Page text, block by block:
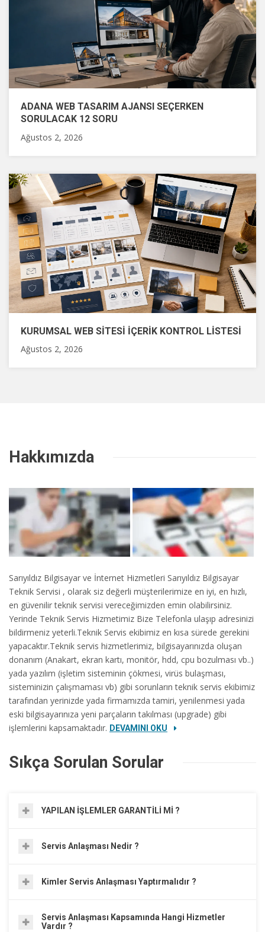
ADANA WEB TASARIM AJANSI SEÇERKEN
SORULACAK 12 SORU
Ağustos 2, 2026
KURUMSAL WEB SITESI İÇERIK KONTROL LISTESI
Ağustos 2, 2026
Hakkımızda
Sarıyıldız Bilgisayar ve İnternet Hizmetleri Sarıyıldız Bilgisayar
Teknik Servisi , olarak siz değerli müşterilerimize en iyi, en hızlı,
en güvenilir teknik servisi vereceğimizden emin olabilirsiniz.
Yerinde Teknik Servis Hizmetimiz Bize Telefonla ulaşıp adresinizi
bildirmeniz yeterli.Teknik Servis ekibimiz en kısa sürede gerekini
yapacaktır.Teknik servis hizmetlerimiz, bilgisayarınızda oluşan
donanım (Anakart, ekran kartı, monitör, hdd, cpu bozulması vb..)
yada yazılım (işletim sisteminin çökmesi, virüs bulaşması,
sisteminizin çalışmaması vb) gibi sorunların teknik servis ekibimiz
tarafından yerinizde yada firmamızda tamiri, yenilenmesi yada
eski bilgisayarınıza yeni parçaların takılması (upgrade) gibi
işlemlerini kapsamaktadır. DEVAMINI OKU
Sıkça Sorulan Sorular
YAPILAN İŞLEMLER GARANTİLİ Mİ ?
Servis Anlaşması Nedir ?
Kimler Servis Anlaşması Yaptırmalıdır ?
Servis Anlaşması Kapsamında Hangi Hizmetler
Vardır ?